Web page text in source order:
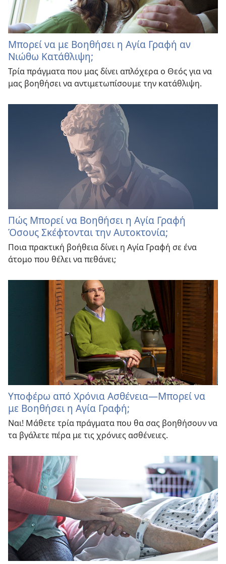
Μπορεί να με Βοηθήσει η Αγία Γραφή αν
Νιώθω Κατάθλιψη;
Τρία πράγματα που μας δίνει απλόχερα ο Θεός για να
μας βοηθήσει να αντιμετωπίσουμε την κατάθλιψη.
Πώς Μπορεί να Βοηθήσει η Αγία Γραφή
Όσους Σκέφτονται την Αυτοκτονία;
Ποια πρακτική βοήθεια δίνει η Αγία Γραφή σε ένα
άτομο που θέλει να πεθάνει;
Υποφέρω από Χρόνια Ασθένεια—Μπορεί να
με Βοηθήσει η Αγία Γραφή;
Ναι! Μάθετε τρία πράγματα που θα σας βοηθήσουν να
τα βγάλετε πέρα με τις χρόνιες ασθένειες.